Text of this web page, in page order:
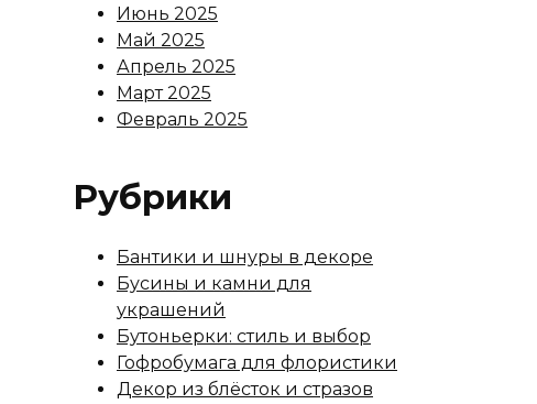
Июнь 2025
Май 2025
Апрель 2025
Март 2025
Февраль 2025
Рубрики
Бантики и шнуры в декоре
Бусины и камни для
украшений
Бутоньерки: стиль и выбор
Гофробумага для флористики
Декор из блёсток и стразов